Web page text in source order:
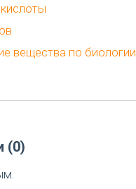
вещества по биологии
(0)